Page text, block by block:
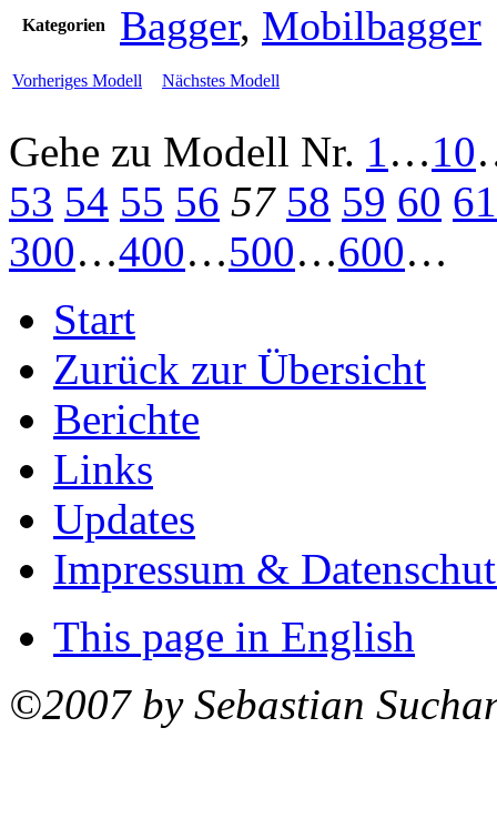
Kategorien Bagger, Mobilbagger
Vorheriges Modell Nächstes Modell
Gehe zu Modell Nr. 1…10
53 54 55 56 57 58 59 60 61
300…400…500…600…
Start
Zurück zur Übersicht
Berichte
Links
Updates
Impressum &
This page in English
©2007 by Sebastian